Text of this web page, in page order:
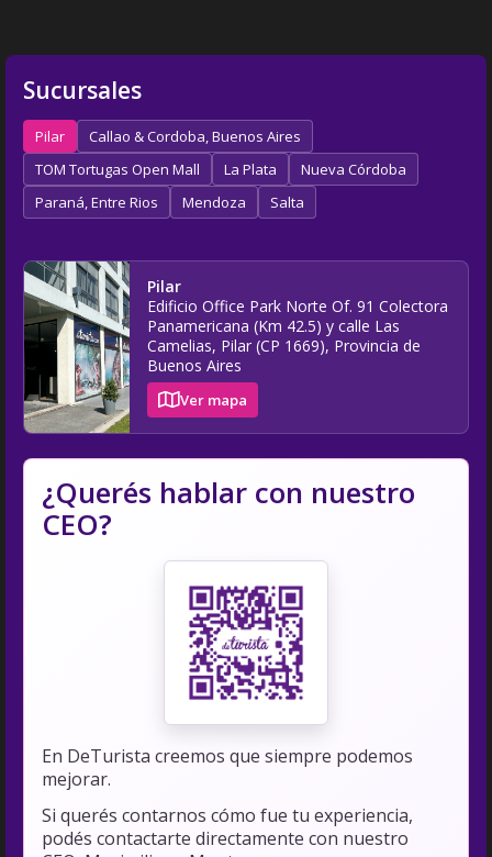
Sucursales
Pilar
Callao & Cordoba, Buenos Aires
TOM Tortugas Open Mall
La Plata
Nueva Córdoba
Paraná, Entre Rios
Mendoza Salta
Pilar
Edificio Office Park Norte Of. 91 Colectora
Panamericana (Km 42.5) y calle Las
Camelias, Pilar (CP 1669), Provincia de
Buenos Aires
Ver mapa
¿Querés hablar con nuestro
CEO?
En DeTurista creemos que siempre podemos
mejorar.
Si querés contarnos cómo fue tu experiencia,
podés contactarte directamente con nuestro